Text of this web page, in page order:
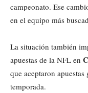
campeonato. Ese
en el equipo más
La situación también
apuestas de la NFL en
que aceptaron apuestas
temporada.